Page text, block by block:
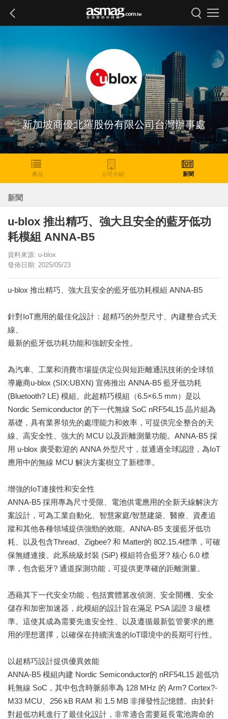
新加坡商優北羅股份有限公司台灣辦事處
產品 公司介紹 新聞
新聞
u-blox 推出精巧、強大且安全的藍牙低功
耗模組 ANNA-B5
資料來源: u-blox
發佈日期: 2025/05/23
u-blox 推出精巧、強大且安全的藍牙低功耗模組 ANNA-B5
針對IoT應用的最佳化設計：超精巧的外型尺寸、內建整合式天
線、
最新的藍牙低功耗功能和強韌安全性。
為汽車、工業和消費市場提供定位與短距離通訊技術的全球領
導廠商u-blox (SIX:UBXN) 宣佈推出 ANNA-B5 藍牙低功耗
(Bluetooth? LE) 模組。此超精巧模組（6.5×6.5 mm）是以
Nordic Semiconductor 的下一代無線 SoC nRF54L15 晶片組為
基礎，具有業界領先的處理能力和效率，可提供完全整合的天
線、高安全性、強大的 MCU 以及距離測量功能。ANNA-B5 採
用 u-blox 廣受歡迎的 ANNA 外型尺寸，並通過全球認證，為IoT
應用中的無線 MCU 解決方案樹立了新標準。
增強的IoT連接性和安全性
ANNA-B5 採用專為尺寸受限、電池供電應用的全新天線解決方
案設計，可為工業自動化、智慧家庭/智慧建築、醫療、資產追
蹤和其他各種領域提供強勁的效能。ANNA-B5 支援藍牙低功
耗、以及包含Thread、Zigbee? 和 Matter的 802.15.4標準，可確
保無縫連接。此系統級封裝 (SiP) 模組符合藍牙? 核心 6.0 標
準，包含藍牙? 通道探測功能，可提供更準確的距離測量。
憑藉其下一代安全功能，包括實體篡改偵測、安全開機、安全
儲存和加密加速器，此模組的設計旨在滿足 PSA 認證 3 級標
準。這使其成為需要先進安全性、以及遵循最新監管要求的應
用的理想選擇，以確保在持續演進的IoT環境中的長期可行性。
以超精巧設計提供優異效能
ANNA-B5 模組內建 Nordic Semiconductor的 nRF54L15 超低功
耗無線 SoC，其中包含時脈頻率為 128 MHz 的 Arm? Cortex?-
M33 MCU、256 kB RAM 和 1.5 MB 非揮發性記憶體。由於針
對超低功耗進行了最佳化設計，非常適合需要延長電池壽命的